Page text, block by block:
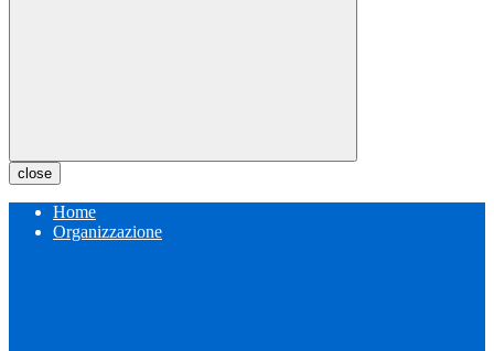
close
Home
Organizzazione